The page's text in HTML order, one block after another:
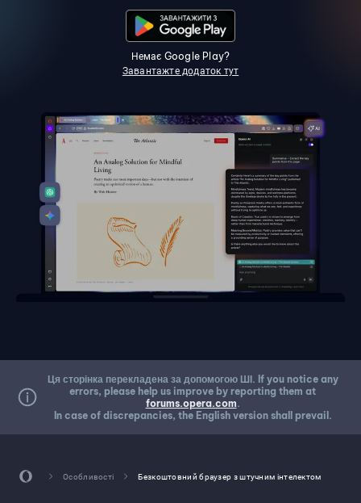
Немає Google Play?
Завантажте додаток тут
Ця сторінка перекладена за допомогою ШІ. If you notice any
errors, please help us improve by reporting them at
forums.opera.com.
In case of discrepancies, the English version shall prevail.
Особливості Безкоштовний браузер з штучним інтелектом